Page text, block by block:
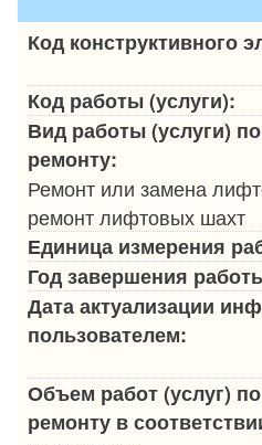
Код конструктивного
Код работы (услуги):
Вид работы (услуги)
ремонту:
Ремонт или замена
ремонт лифтовых шахт
Единица измерения
Год завершения
Дата актуализации
пользователем:
Объем работ (услуг)
ремонту в